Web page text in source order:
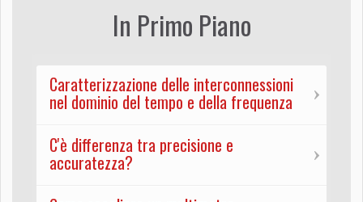
In Primo Piano
Caratterizzazione delle interconnessioni
nel dominio del tempo e della frequenza
C'è differenza tra precisione e
accuratezza?